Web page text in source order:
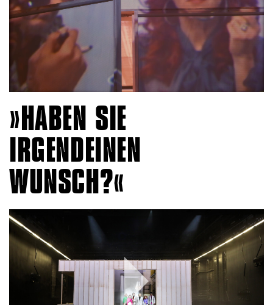
HABEN SIE
IRGENDEINEN
WUNSCH?
Play